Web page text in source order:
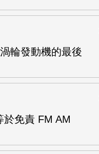
輪發動機的最後
免責 FM AM